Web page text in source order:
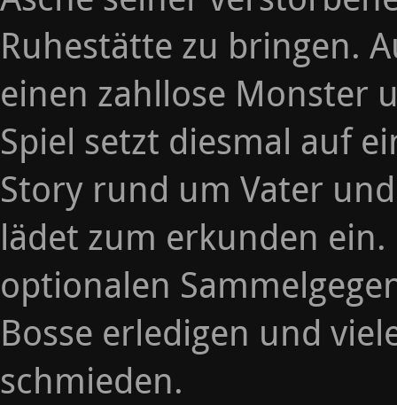
Ruhestätte zu bringen.
einen zahllose Monster
Spiel setzt diesmal auf
Story rund um Vater
lädet zum erkunden
optionalen
Bosse erledigen und
schmieden.